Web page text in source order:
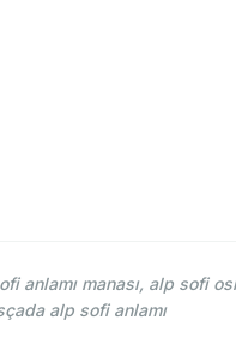
manası, alp sofi
alp sofi anlamı